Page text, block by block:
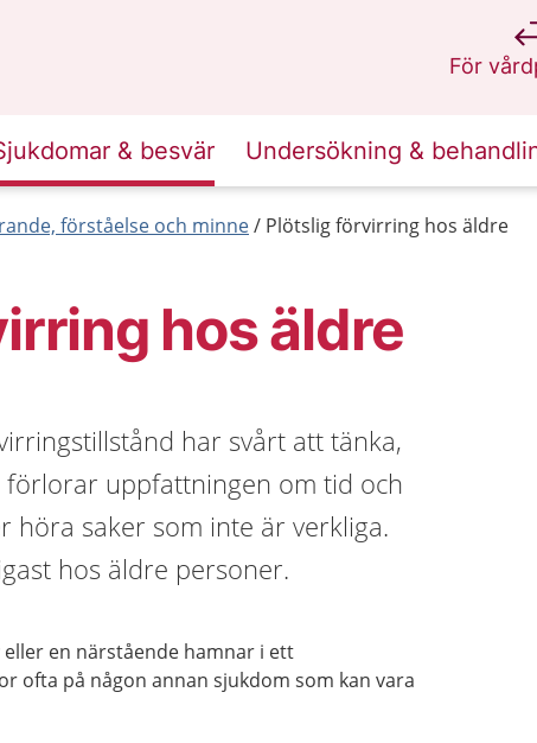
För
på
& besvär Undersökning &
förståelse och minne Plötslig förvirring hos äldre
hos äldre
har svårt att tänka,
uppfattningen om tid och
höra saker som inte är verkliga.
hos äldre personer.
en närstående hamnar i ett
ofta på någon annan sjukdom som kan vara